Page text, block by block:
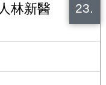
23.
林新醫